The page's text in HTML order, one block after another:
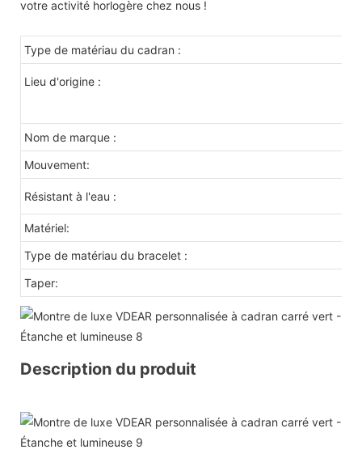
votre activité horlogère chez nous !
Type de matériau du cadran :
Lieu d'origine :
Nom de marque :
Mouvement:
Résistant à l'eau :
Matériel:
Type de matériau du bracelet :
Taper:
Description du produit